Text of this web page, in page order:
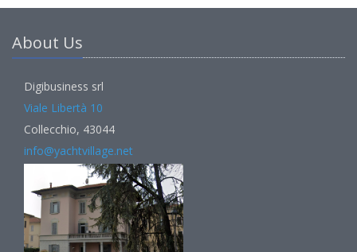
About Us
Digibusiness srl
Viale Libertà 10
Collecchio, 43044
info@yachtvillage.net